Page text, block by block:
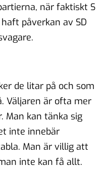
när faktiskt S
påverkan av SD
de litar på och som
Väljaren är ofta mer
Man kan tänka sig
inte innebär
Man är villig att
inte kan få allt.